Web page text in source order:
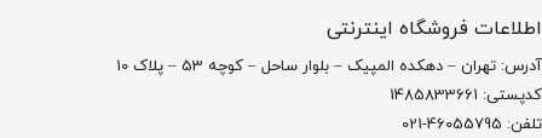
اطلاعات فروشگاه اینترنتی
آدرس: تهران – دهکده المپیک – بلوار ساحل – کوچه 53 – پلاک 10
کدپستی: 1485833661
تلفن: 46055795-021